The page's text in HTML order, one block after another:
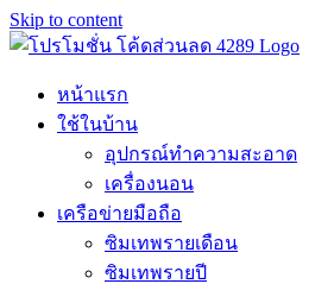
Skip to content
หน้าแรก
ใช้ในบ้าน
อุปกรณ์ทำความสะอาด
เครื่องนอน
เครือข่ายมือถือ
ซิมเทพรายเดือน
ซิมเทพรายปี